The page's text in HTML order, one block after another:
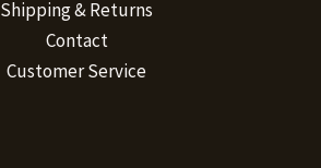
Shipping & Returns
Contact
Customer Service